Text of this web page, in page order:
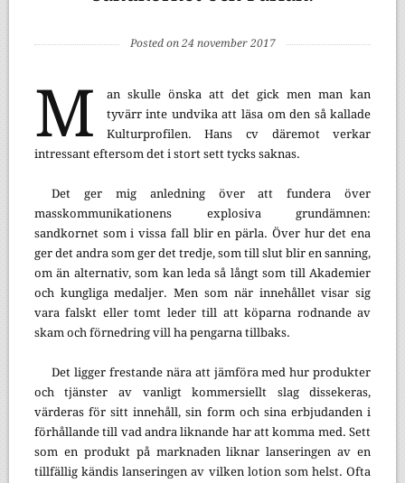
Posted on 24 november 2017
M
an skulle önska att det gick men man kan
tyvärr inte undvika att läsa om den så kallade
Kulturprofilen. Hans cv däremot verkar
intressant eftersom det i stort sett tycks saknas.
Det ger mig anledning över att fundera över
masskommunikationens explosiva grundämnen:
sandkornet som i vissa fall blir en pärla. Över hur det ena
ger det andra som ger det tredje, som till slut blir en sanning,
om än alternativ, som kan leda så långt som till Akademier
och kungliga medaljer. Men som när innehållet visar sig
vara falskt eller tomt leder till att köparna rodnande av
skam och förnedring vill ha pengarna tillbaks.
Det ligger frestande nära att jämföra med hur produkter
och tjänster av vanligt kommersiellt slag dissekeras,
värderas för sitt innehåll, sin form och sina erbjudanden i
förhållande till vad andra liknande har att komma med. Sett
som en produkt på marknaden liknar lanseringen av en
tillfällig kändis lanseringen av vilken lotion som helst. Ofta